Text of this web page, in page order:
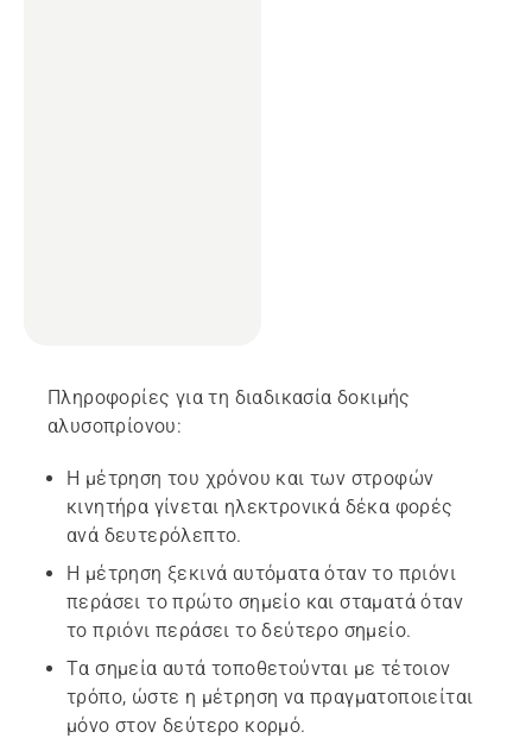
Πληροφορίες για τη διαδικασία δοκιμής
αλυσοπρίονου:
Η μέτρηση του χρόνου και των στροφών
κινητήρα γίνεται ηλεκτρονικά δέκα φορές
ανά δευτερόλεπτο.
Η μέτρηση ξεκινά αυτόματα όταν το πριόνι
περάσει το πρώτο σημείο και σταματά όταν
το πριόνι περάσει το δεύτερο σημείο.
Τα σημεία αυτά τοποθετούνται με τέτοιον
τρόπο, ώστε η μέτρηση να πραγματοποιείται
μόνο στον δεύτερο κορμό.